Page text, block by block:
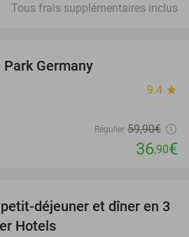
Tous frais supplémentaires inclus
Germany
9.4 star
Régulier 59,90€
36,90€
déjeuner et dîner en 3
Hotels